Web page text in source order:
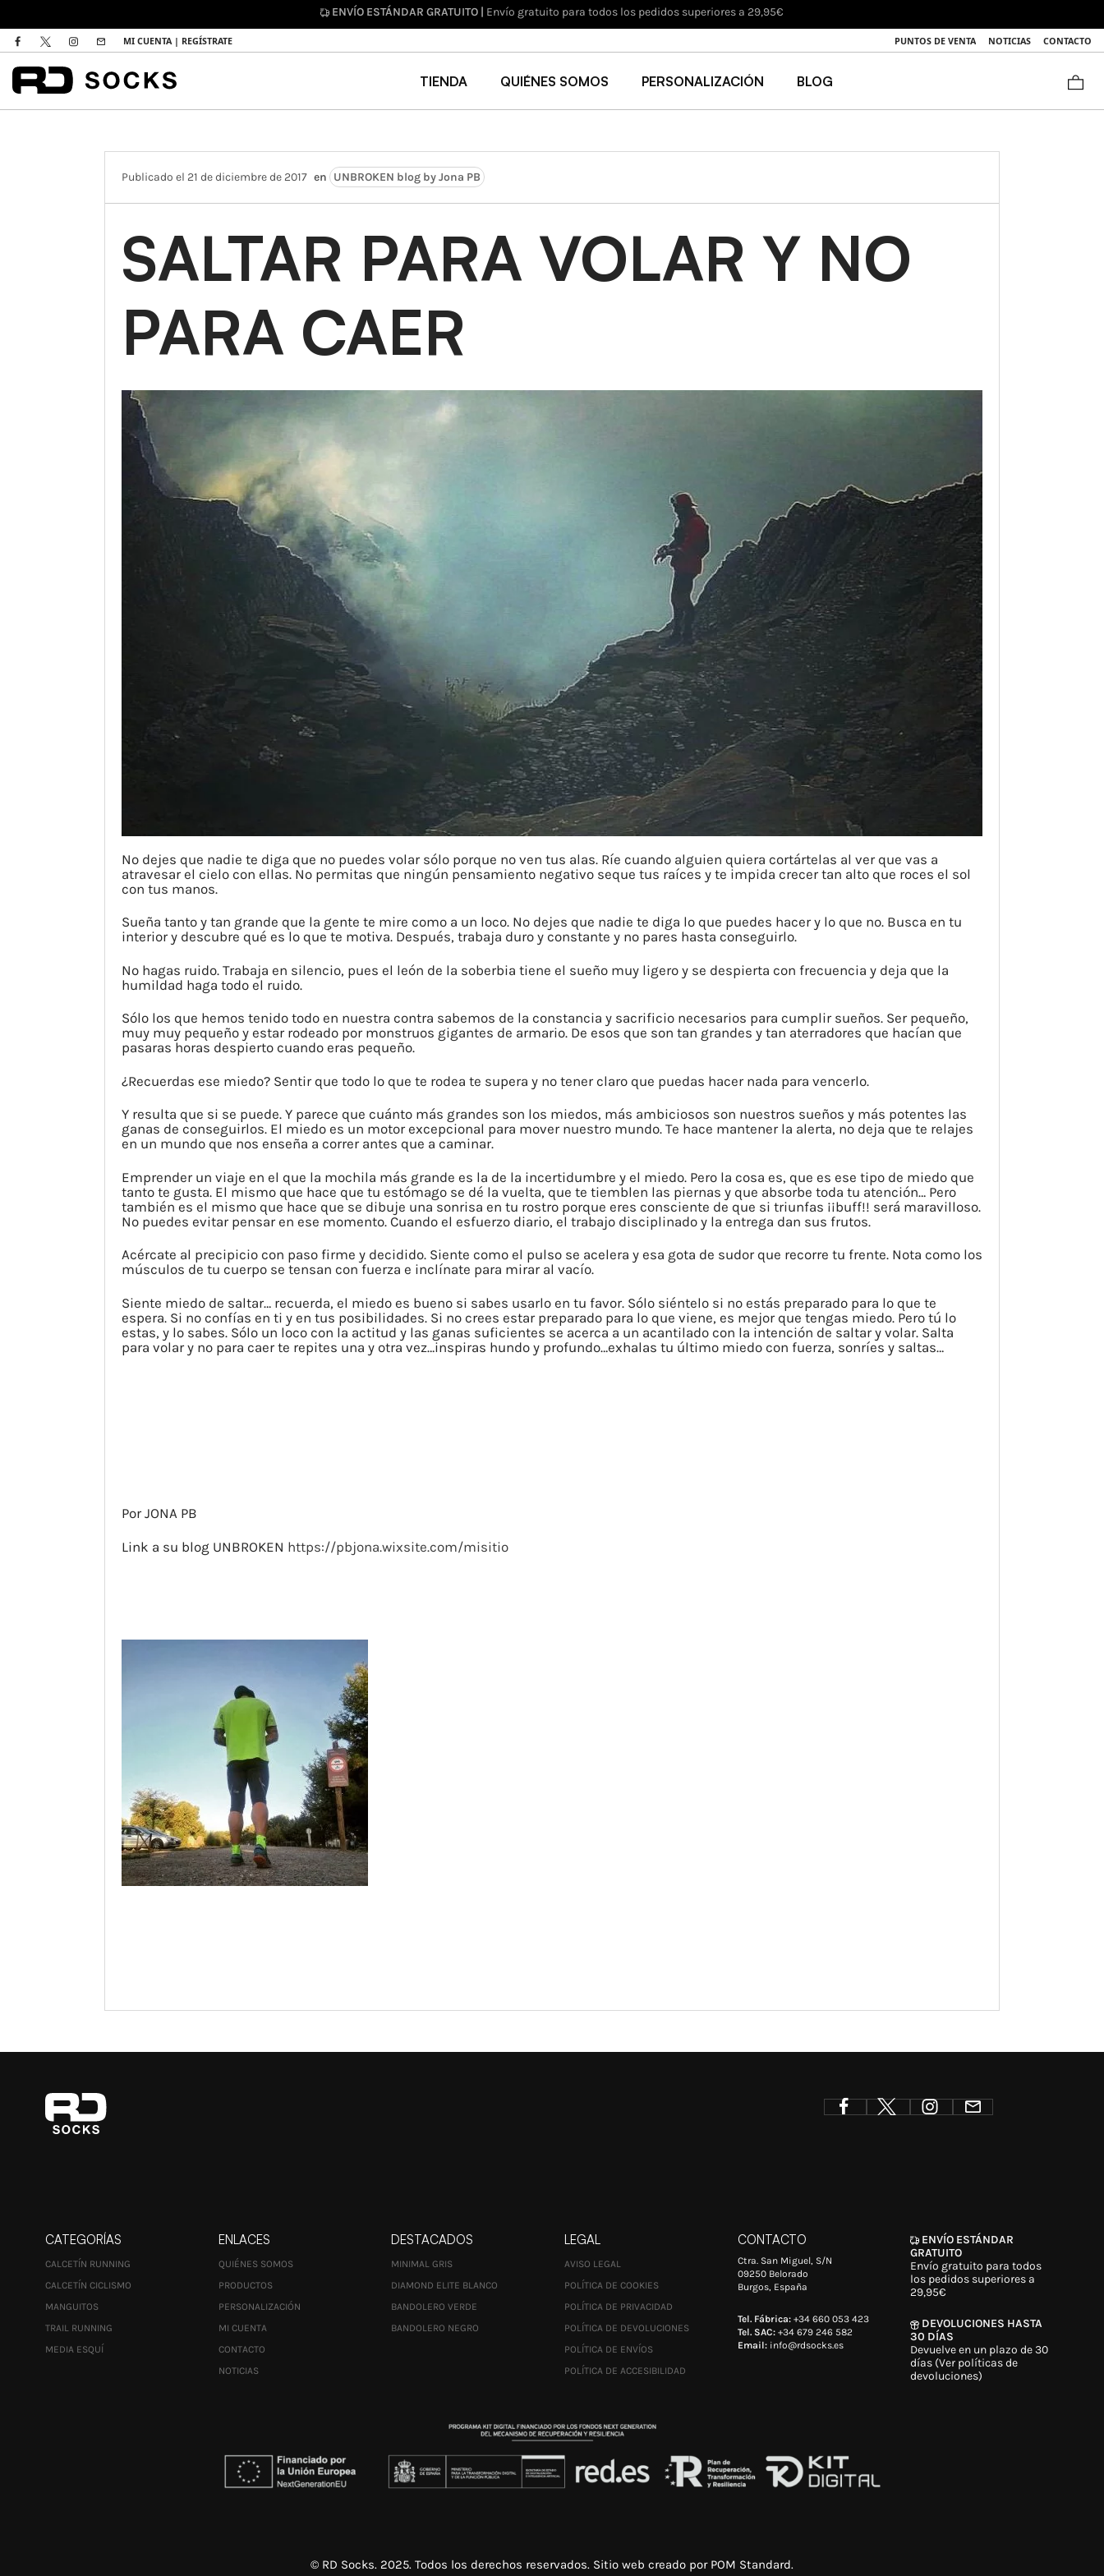
DEVOLUCIONES HASTA 30 DÍAS| Devuelve en un plazo de 30 días (Ver políticas de devoluciones)
MI CUENTA | REGÍSTRATE PUNTOS DE VENTA NOTICIAS CONTACTO
TIENDA QUIÉNES SOMOS PERSONALIZACIÓN BLOG
Publicado el 21 de diciembre de 2017 en UNBROKEN blog by Jona PB
SALTAR PARA VOLAR Y NO
PARA CAER
No dejes que nadie te diga que no puedes volar sólo porque no ven tus alas. Ríe cuando alguien quiera cortártelas al ver que vas a
atravesar el cielo con ellas. No permitas que ningún pensamiento negativo seque tus raíces y te impida crecer tan alto que roces el sol
con tus manos.
Sueña tanto y tan grande que la gente te mire como a un loco. No dejes que nadie te diga lo que puedes hacer y lo que no. Busca en tu
interior y descubre qué es lo que te motiva. Después, trabaja duro y constante y no pares hasta conseguirlo.
No hagas ruido. Trabaja en silencio, pues el león de la soberbia tiene el sueño muy ligero y se despierta con frecuencia y deja que la
humildad haga todo el ruido.
Sólo los que hemos tenido todo en nuestra contra sabemos de la constancia y sacrificio necesarios para cumplir sueños. Ser pequeño,
muy muy pequeño y estar rodeado por monstruos gigantes de armario. De esos que son tan grandes y tan aterradores que hacían que
pasaras horas despierto cuando eras pequeño.
¿Recuerdas ese miedo? Sentir que todo lo que te rodea te supera y no tener claro que puedas hacer nada para vencerlo.
Y resulta que si se puede. Y parece que cuánto más grandes son los miedos, más ambiciosos son nuestros sueños y más potentes las
ganas de conseguirlos. El miedo es un motor excepcional para mover nuestro mundo. Te hace mantener la alerta, no deja que te relajes
en un mundo que nos enseña a correr antes que a caminar.
Emprender un viaje en el que la mochila más grande es la de la incertidumbre y el miedo. Pero la cosa es, que es ese tipo de miedo que
tanto te gusta. El mismo que hace que tu estómago se dé la vuelta, que te tiemblen las piernas y que absorbe toda tu atención… Pero
también es el mismo que hace que se dibuje una sonrisa en tu rostro porque eres consciente de que si triunfas ¡¡buff!! será maravilloso.
No puedes evitar pensar en ese momento. Cuando el esfuerzo diario, el trabajo disciplinado y la entrega dan sus frutos.
Acércate al precipicio con paso firme y decidido. Siente como el pulso se acelera y esa gota de sudor que recorre tu frente. Nota como los
músculos de tu cuerpo se tensan con fuerza e inclínate para mirar al vacío.
Siente miedo de saltar… recuerda, el miedo es bueno si sabes usarlo en tu favor. Sólo siéntelo si no estás preparado para lo que te
espera. Si no confías en ti y en tus posibilidades. Si no crees estar preparado para lo que viene, es mejor que tengas miedo. Pero tú lo
estas, y lo sabes. Sólo un loco con la actitud y las ganas suficientes se acerca a un acantilado con la intención de saltar y volar. Salta
para volar y no para caer te repites una y otra vez…inspiras hundo y profundo…exhalas tu último miedo con fuerza, sonríes y saltas…
Por JONA PB
Link a su blog UNBROKEN https://pbjona.wixsite.com/misitio
CATEGORÍAS
CALCETÍN RUNNING
CALCETÍN CICLISMO
MANGUITOS
TRAIL RUNNING
MEDIA ESQUÍ
ENLACES
QUIÉNES SOMOS
PRODUCTOS
PERSONALIZACIÓN
MI CUENTA
CONTACTO
NOTICIAS
DESTACADOS
MINIMAL GRIS
DIAMOND ELITE BLANCO
BANDOLERO VERDE
BANDOLERO NEGRO
LEGAL
AVISO LEGAL
POLÍTICA DE COOKIES
POLÍTICA DE PRIVACIDAD
POLÍTICA DE DEVOLUCIONES
POLÍTICA DE ENVÍOS
POLÍTICA DE ACCESIBILIDAD
CONTACTO
Ctra. San Miguel, S/N
09250 Belorado
Burgos, España
Tel. Fábrica: +34 660 053 423
Tel. SAC: +34 679 246 582
Email: info@rdsocks.es
ENVÍO ESTÁNDAR
GRATUITO
Envío gratuito para todos
los pedidos superiores a
29,95€
DEVOLUCIONES HASTA
30 DÍAS
Devuelve en un plazo de 30
días (Ver políticas de
devoluciones)
© RD Socks. 2025. Todos los derechos reservados. Sitio web creado por POM Standard.